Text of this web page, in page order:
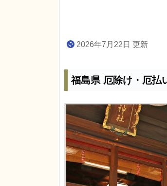
2026年7月22日 更新
福島県 厄除け・厄払